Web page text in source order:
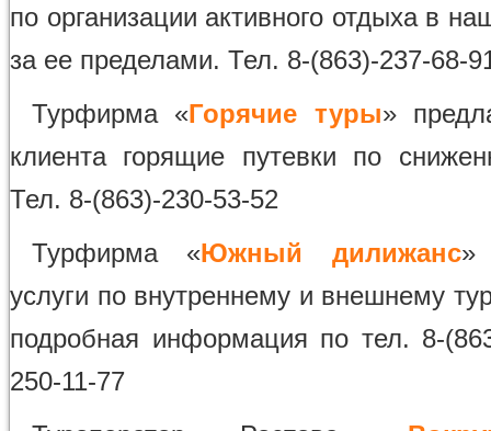
по организации активного отдыха в
за ее пределами. Тел. 8-(863)-237-68-
Турфирма «Горячие туры»
клиента горящие путевки по
Тел. 8-(863)-230-53-52
Турфирма «Южный дилижанс»
услуги по внутреннему и внешнему
подробная информация по тел. 8-
250-11-77